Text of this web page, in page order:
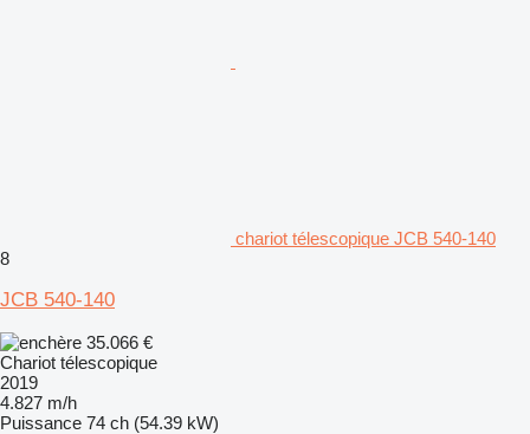
chariot télescopique JCB 540-140
8
JCB 540-140
35.066 €
Chariot télescopique
2019
4.827 m/h
Puissance 74 ch (54.39 kW)